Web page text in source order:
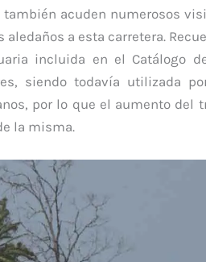
acuden numerosos
a esta carretera.
incluida en el Catálogo
siendo todavía utilizada
por lo que el aumento del
la misma.